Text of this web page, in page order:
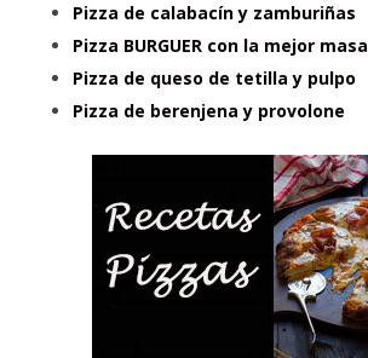
Pizza de calabacín y zamburiñas
Pizza BURGUER con la mejor masa
Pizza de queso de tetilla y pulpo
Pizza de berenjena y provolone